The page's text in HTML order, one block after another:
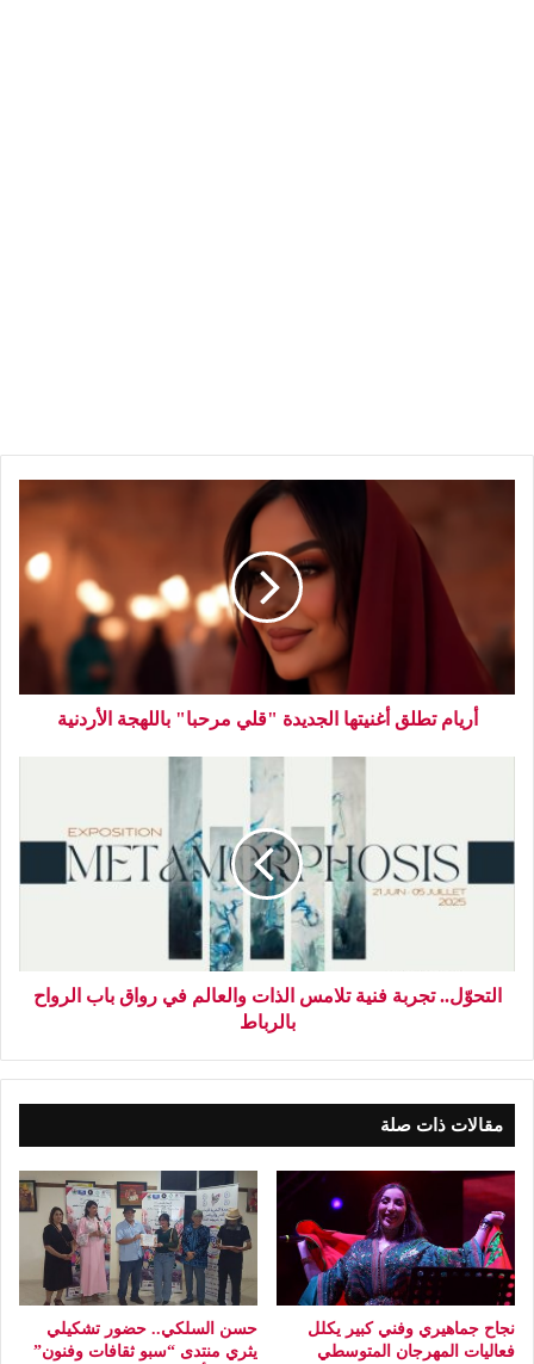
أريام تطلق أغنيتها الجديدة "قلي مرحبا" باللهجة الأردنية
التحوّل.. تجربة فنية تلامس الذات والعالم في رواق باب الرواح
بالرباط
مقالات ذات صلة
نجاح جماهيري وفني كبير يكلل
فعاليات المهرجان المتوسطي
حسن السلكي.. حضور تشكيلي
يثري منتدى “سبو ثقافات وفنون”